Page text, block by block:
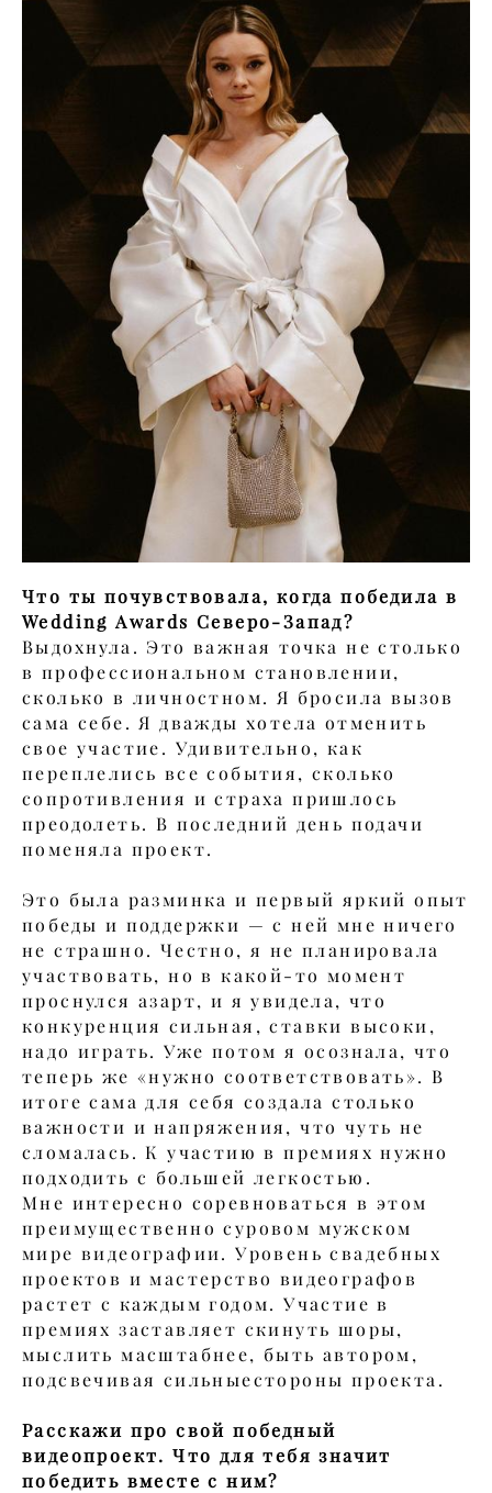
Что ты почувствовала, когда победила в
Wedding Awards Северо-Запад?
Выдохнула. Это важная точка не столько
в профессиональном становлении,
сколько в личностном. Я бросила вызов
сама себе. Я дважды хотела отменить
свое участие. Удивительно, как
переплелись все события, сколько
сопротивления и страха пришлось
преодолеть. В последний день подачи
поменяла проект.
Это была разминка и первый яркий опыт
победы и поддержки — с ней мне ничего
не страшно. Честно, я не планировала
участвовать, но в какой-то момент
проснулся азарт, и я увидела, что
конкуренция сильная, ставки высоки,
надо играть. Уже потом я осознала, что
теперь же «нужно соответствовать». В
итоге сама для себя создала столько
важности и напряжения, что чуть не
сломалась. К участию в премиях нужно
подходить с большей легкостью.
Мне интересно соревноваться в этом
преимущественно суровом мужском
мире видеографии. Уровень свадебных
проектов и мастерство видеографов
растет с каждым годом. Участие в
премиях заставляет скинуть шоры,
мыслить масштабнее, быть автором,
подсвечивая сильныестороны проекта.
Расскажи про свой победный
видеопроект. Что для тебя значит
победить вместе с ним?